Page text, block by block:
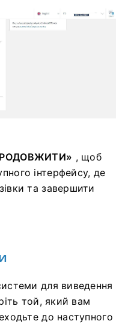
, щоб
інтерфейсу, де
та завершити
для виведення
той, який вам
до наступного